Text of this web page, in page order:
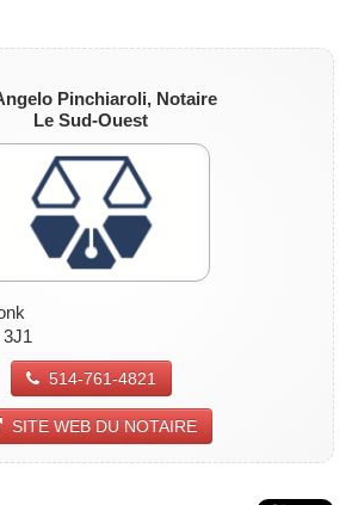
Pinchiaroli, Notaire
Le Sud-Ouest
514-761-4821
SITE WEB DU NOTAIRE